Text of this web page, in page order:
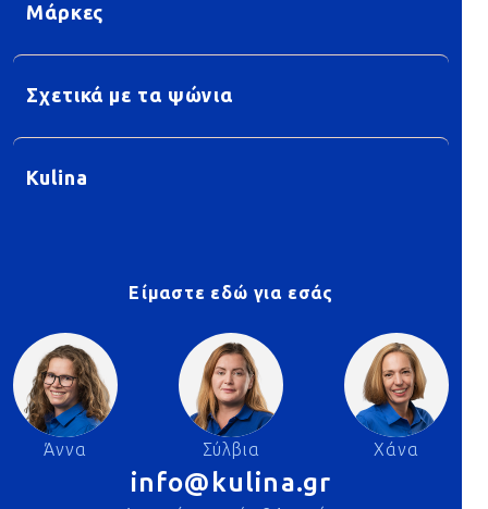
Μάρκες
Σχετικά με τα ψώνια
Kulina
Είμαστε εδώ για εσάς
Άννα Σύλβια Χάνα
info@kulina.gr